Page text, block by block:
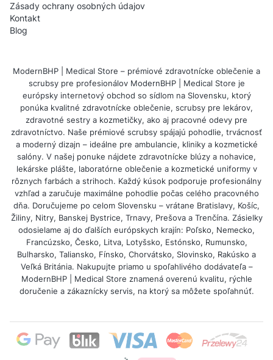
Zásady ochrany osobných údajov
Kontakt
Blog
ModernBHP | Medical Store – prémiové zdravotnícke oblečenie a
scrubsy pre profesionálov ModernBHP | Medical Store je
európsky internetový obchod so sídlom na Slovensku, ktorý
ponúka kvalitné zdravotnícke oblečenie, scrubsy pre lekárov,
zdravotné sestry a kozmetičky, ako aj pracovné odevy pre
zdravotníctvo. Naše prémiové scrubsy spájajú pohodlie, trvácnosť
a moderný dizajn – ideálne pre ambulancie, kliniky a kozmetické
salóny. V našej ponuke nájdete zdravotnícke blúzy a nohavice,
lekárske plášte, laboratórne oblečenie a kozmetické uniformy v
rôznych farbách a strihoch. Každý kúsok podporuje profesionálny
vzhľad a zaručuje maximálne pohodlie počas celého pracovného
dňa. Doručujeme po celom Slovensku – vrátane Bratislavy, Košíc,
Žiliny, Nitry, Banskej Bystrice, Trnavy, Prešova a Trenčína. Zásielky
odosielame aj do ďalších európskych krajín: Poľsko, Nemecko,
Francúzsko, Česko, Litva, Lotyšsko, Estónsko, Rumunsko,
Bulharsko, Taliansko, Fínsko, Chorvátsko, Slovinsko, Rakúsko a
Veľká Británia. Nakupujte priamo u spoľahlivého dodávateľa –
ModernBHP | Medical Store znamená overenú kvalitu, rýchle
doručenie a zákaznícky servis, na ktorý sa môžete spoľahnúť.